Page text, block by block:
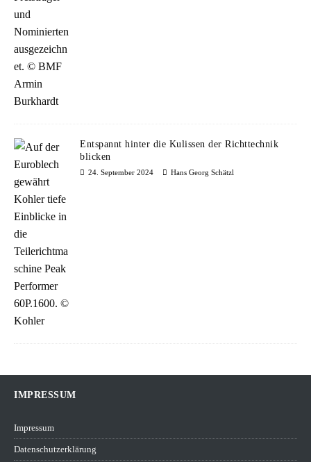
Entspannt hinter die Kulissen der Richttechnik
blicken
24. September 2024 Hans Georg Schätzl
IMPRESSUM
Impressum
Datenschutzerklärung